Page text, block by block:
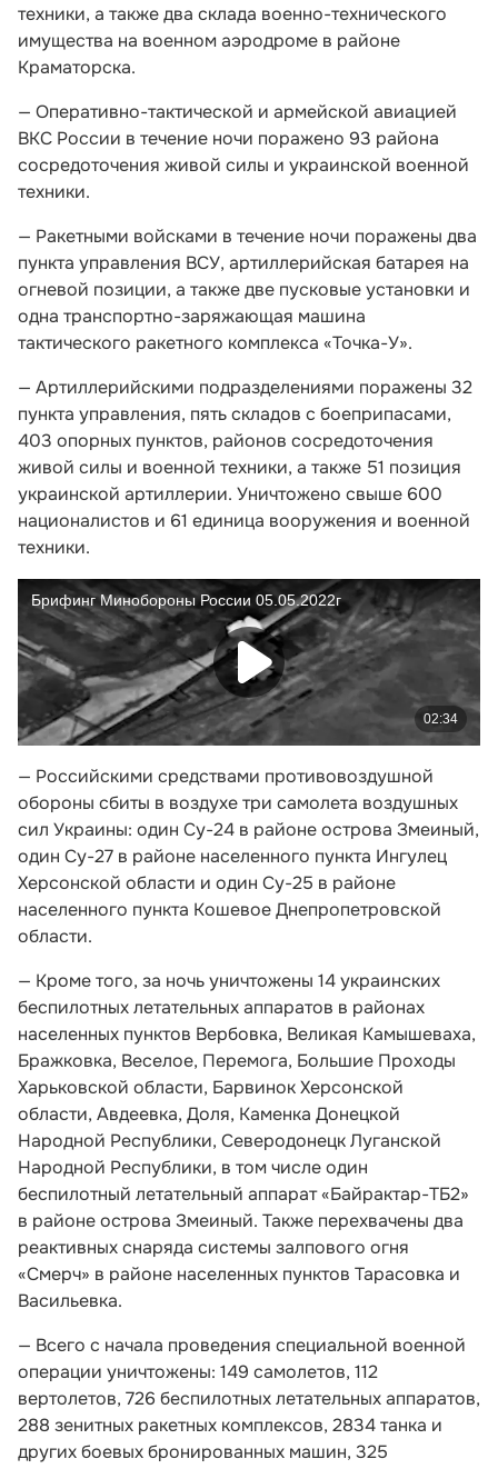
техники, а также два склада военно-технического
имущества на военном аэродроме в районе
Краматорска.
— Оперативно-тактической и армейской авиацией
ВКС России в течение ночи поражено 93 района
сосредоточения живой силы и украинской военной
техники.
— Ракетными войсками в течение ночи поражены два
пункта управления ВСУ, артиллерийская батарея на
огневой позиции, а также две пусковые установки и
одна транспортно-заряжающая машина
тактического ракетного комплекса «Точка-У».
— Артиллерийскими подразделениями поражены 32
пункта управления, пять складов с боеприпасами,
403 опорных пунктов, районов сосредоточения
живой силы и военной техники, а также 51 позиция
украинской артиллерии. Уничтожено свыше 600
националистов и 61 единица вооружения и военной
техники.
— Российскими средствами противовоздушной
обороны сбиты в воздухе три самолета воздушных
сил Украины: один Су-24 в районе острова Змеиный,
один Су-27 в районе населенного пункта Ингулец
Херсонской области и один Су-25 в районе
населенного пункта Кошевое Днепропетровской
области.
— Кроме того, за ночь уничтожены 14 украинских
беспилотных летательных аппаратов в районах
населенных пунктов Вербовка, Великая Камышеваха,
Бражковка, Веселое, Перемога, Большие Проходы
Харьковской области, Барвинок Херсонской
области, Авдеевка, Доля, Каменка Донецкой
Народной Республики, Северодонецк Луганской
Народной Республики, в том числе один
беспилотный летательный аппарат «Байрактар-ТБ2»
в районе острова Змеиный. Также перехвачены два
реактивных снаряда системы залпового огня
«Смерч» в районе населенных пунктов Тарасовка и
Васильевка.
— Всего с начала проведения специальной военной
операции уничтожены: 149 самолетов, 112
вертолетов, 726 беспилотных летательных аппаратов,
288 зенитных ракетных комплексов, 2834 танка и
других боевых бронированных машин, 325